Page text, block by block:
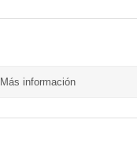
Más información